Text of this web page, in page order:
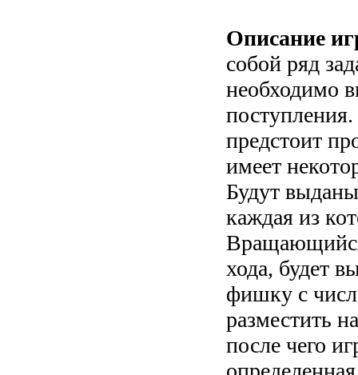
Описание
собой ряд
необходимо
предстоит
имеет
Будут
каждая из
хода, будет
фишку с
разместить
после чего